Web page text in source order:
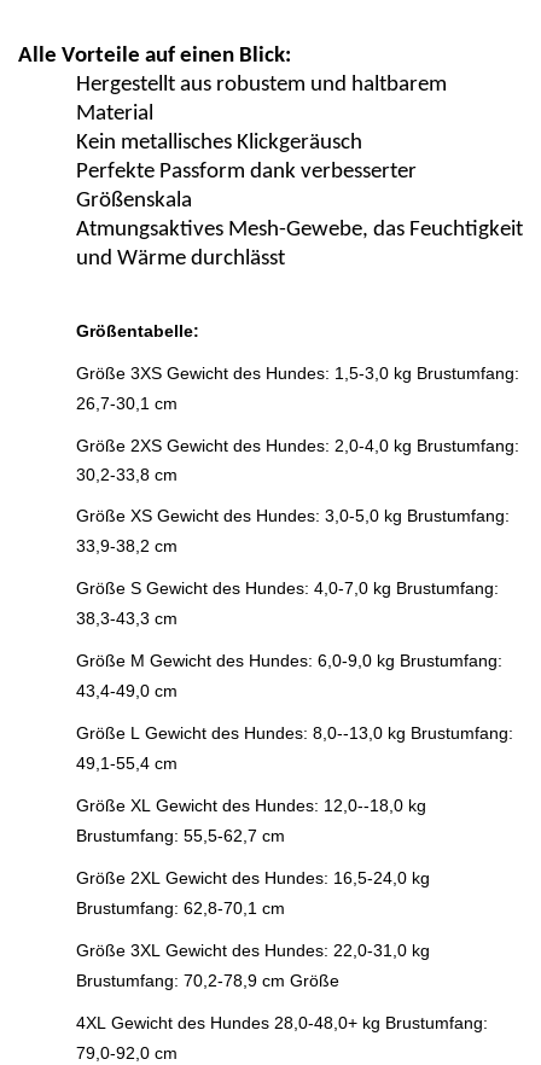
Alle Vorteile auf einen Blick:
Hergestellt aus robustem und haltbarem
Material
Kein metallisches Klickgeräusch
Perfekte Passform dank verbesserter
Größenskala
Atmungsaktives Mesh-Gewebe, das Feuchtigkeit
und Wärme durchlässt
Größentabelle:
Größe 3XS Gewicht des Hundes: 1,5-3,0 kg Brustumfang:
26,7-30,1 cm
Größe 2XS Gewicht des Hundes: 2,0-4,0 kg Brustumfang:
30,2-33,8 cm
Größe XS Gewicht des Hundes: 3,0-5,0 kg Brustumfang:
33,9-38,2 cm
Größe S Gewicht des Hundes: 4,0-7,0 kg Brustumfang:
38,3-43,3 cm
Größe M Gewicht des Hundes: 6,0-9,0 kg Brustumfang:
43,4-49,0 cm
Größe L Gewicht des Hundes: 8,0--13,0 kg Brustumfang:
49,1-55,4 cm
Größe XL Gewicht des Hundes: 12,0--18,0 kg
Brustumfang: 55,5-62,7 cm
Größe 2XL Gewicht des Hundes: 16,5-24,0 kg
Brustumfang: 62,8-70,1 cm
Größe 3XL Gewicht des Hundes: 22,0-31,0 kg
Brustumfang: 70,2-78,9 cm Größe
4XL Gewicht des Hundes 28,0-48,0+ kg Brustumfang:
79,0-92,0 cm